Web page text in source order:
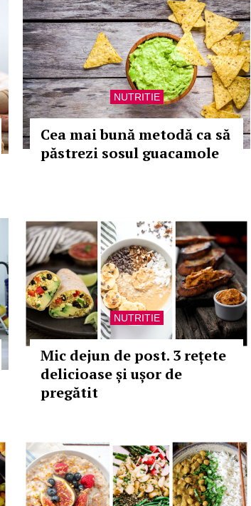
NUTRITIE
Cea mai bună metodă ca să
păstrezi sosul guacamole
NUTRITIE
Mic dejun de post. 3 rețete
delicioase și ușor de
pregătit